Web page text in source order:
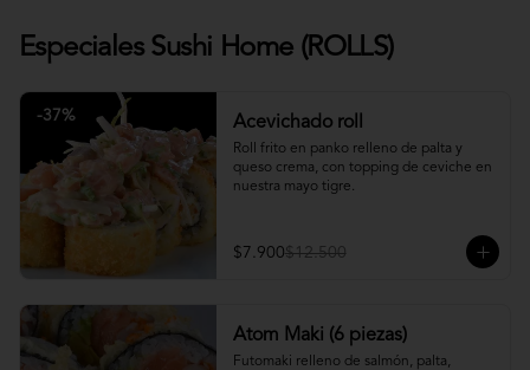
Especiales Sushi Home (ROLLS)
-37% Acevichado roll
Roll frito en panko relleno de palta y
queso crema, con topping de ceviche en
nuestra mayo tigre.
$7.900$12.500
Atom Maki (6 piezas)
Futomaki relleno de salmón, palta,